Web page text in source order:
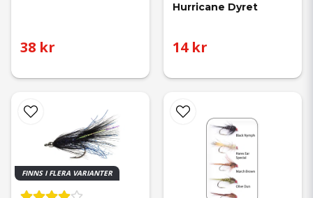
38 kr
Hurricane Dyret
14 kr
FINNS I FLERA VARIANTER